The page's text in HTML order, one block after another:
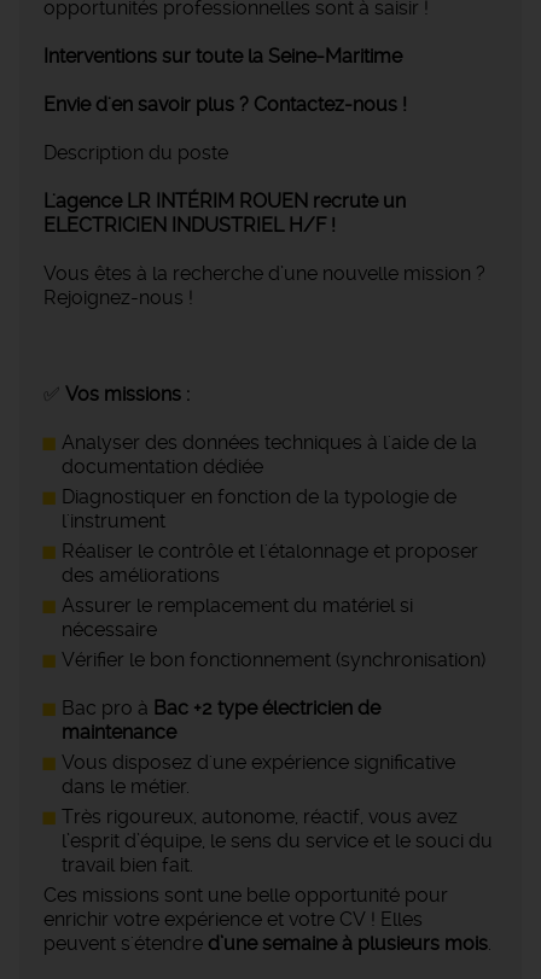
opportunités professionnelles sont à saisir !
Interventions sur toute la Seine-Maritime
Envie d'en savoir plus ? Contactez-nous !
Description du poste
L'agence LR INTÉRIM ROUEN recrute un
ELECTRICIEN INDUSTRIEL H/F !
Vous êtes à la recherche d’une nouvelle mission ?
Rejoignez-nous !
✅ Vos missions :
Analyser des données techniques à l'aide de la
documentation dédiée
Diagnostiquer en fonction de la typologie de
l'instrument
Réaliser le contrôle et l'étalonnage et proposer
des améliorations
Assurer le remplacement du matériel si
nécessaire
Vérifier le bon fonctionnement (synchronisation)
Bac pro à Bac +2 type électricien de
maintenance
Vous disposez d'une expérience significative
dans le métier.
Très rigoureux, autonome, réactif, vous avez
l’esprit d’équipe, le sens du service et le souci du
travail bien fait.
Ces missions sont une belle opportunité pour
enrichir votre expérience et votre CV ! Elles
peuvent s'étendre d’une semaine à plusieurs mois.